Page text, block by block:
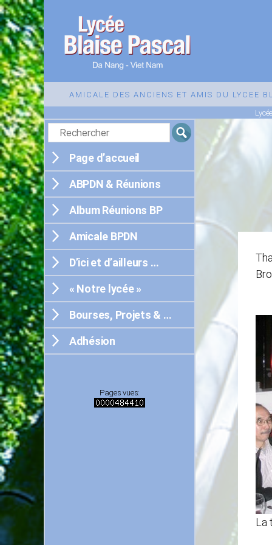
Blaise
de
Da
Nang
AMICALE DES ANCIENS ET AMIS DU LYCEE
Page d’accueil
ABPDN & Réunions
Album Réunions BP
Amicale BPDN
D’ici et d’ailleurs …
« Notre lycée »
Bourses, Projets & …
Adhésion
Pages vues:
La